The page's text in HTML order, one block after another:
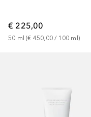
€ 225,00
50 ml (€ 450,00 / 100 ml )